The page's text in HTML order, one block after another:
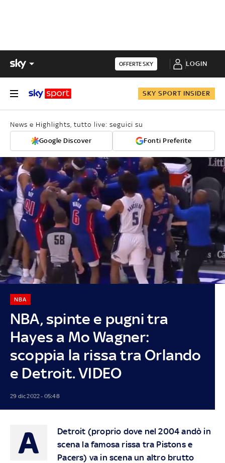
OFFERTE SKY LOGIN
SKY SPORT INSIDER
News e Highlights, tutto live: seguici su
Google Discover Fonti Preferite
NBA, spinte e pugni tra
Hayes a Mo Wagner:
scoppia la rissa tra Orlando
e Detroit. VIDEO
NBA
29 dic 2022 - 05:48
A
Detroit (proprio dove nel 2004 andò in
scena la famosa rissa tra Pistons e
Pacers) va in scena un altro brutto